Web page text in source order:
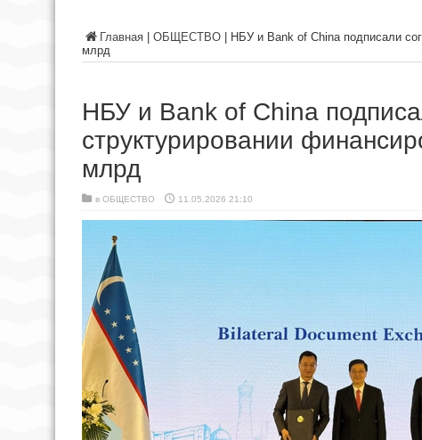
Главная ОБЩЕСТВО
НБУ и Bank of China подписали
млрд
НБУ и Bank of China
структурировании
млрд
в ОБЩЕСТВО 11.05.2026 21:10